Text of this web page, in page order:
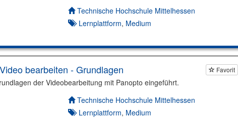
Autor*in:
Technische Hochschule Mittelhessen
Lernplattform, Medium
Favorit
bearbeiten - Grundlagen
der Videobearbeitung mit Panopto eingeführt.
Autor*in:
Technische Hochschule Mittelhessen
Lernplattform, Medium